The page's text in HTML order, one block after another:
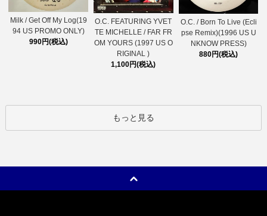
Milk / Get Off My Log(19
94 US PROMO ONLY)
990円(税込)
O.C. FEATURING YVET
TE MICHELLE / FAR FR
OM YOURS (1997 US O
RIGINAL )
1,100円(税込)
O.C. / Born To Live (Ecli
pse Remix)(1996 US U
NKNOW PRESS)
880円(税込)
もっと見る